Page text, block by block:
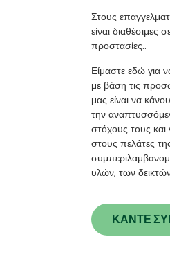
Στους
είναι διαθέσιμες
προστασίες..
Είμαστε εδώ για
με βάση τις
μας είναι να
την
στόχους τους
στους πελάτες
υλών, των
ΚΑΝΤΕ